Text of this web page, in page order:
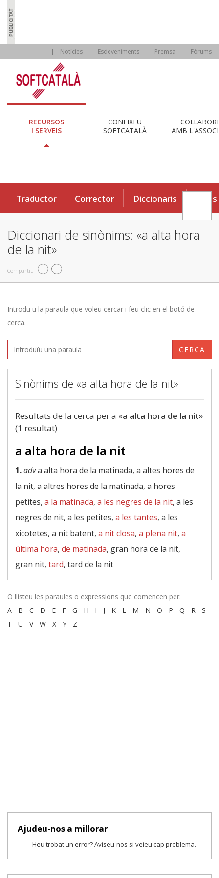
Notícies Esdeveniments Premsa Fòrums
RECURSOS
I SERVEIS
CONEIXEU
SOFTCATALÀ
AMB
Traductor Corrector Diccionaris Eines
Diccionari de sinònims: «a alta hora
de la nit»
Compartiu
Introduïu la paraula que voleu cercar i feu clic en el botó de
cerca.
CERCA
Sinònims de «a alta hora de la nit»
Resultats de la cerca per a «a alta hora de la nit»
(1 resultat)
a alta hora de la nit
1.adva alta hora de la matinada, a altes hores de
la nit, a altres hores de la matinada, a hores
petites, a la matinada, a les negres de la nit, a les
negres de nit, a les petites, a les tantes, a les
xicotetes, a nit batent, a nit closa, a plena nit, a
última hora, de matinada, gran hora de la nit,
gran nit, tard, tard de la nit
O llisteu les paraules o expressions que comencen per:
A - B - C - D - E - F - G - H - I - J - K - L - M - N - O - P - Q - R - S -
T - U - V- W - X - Y - Z
Ajudeu-nos a millorar
Heu trobat un error? Aviseu-nos si veieu cap problema.